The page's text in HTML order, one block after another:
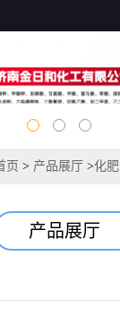
页 > 产品展厅 >化肥
产品展厅